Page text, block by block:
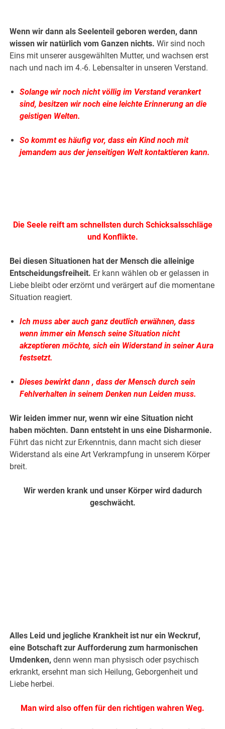
Wenn wir dann als Seelenteil geboren werden, dann
wissen wir natürlich vom Ganzen nichts. Wir sind noch
Eins mit unserer ausgewählten Mutter, und wachsen erst
nach und nach im 4.-6. Lebensalter in unseren Verstand.
Solange wir noch nicht völlig im Verstand verankert
sind, besitzen wir noch eine leichte Erinnerung an die
geistigen Welten.
So kommt es häufig vor, dass ein Kind noch mit
jemandem aus der jenseitigen Welt kontaktieren kann.
Die Seele reift am schnellsten durch Schicksalsschläge
und Konflikte.
Bei diesen Situationen hat der Mensch die alleinige
Entscheidungsfreiheit. Er kann wählen ob er gelassen in
Liebe bleibt oder erzörnt und verärgert auf die momentane
Situation reagiert.
Ich muss aber auch ganz deutlich erwähnen, dass
wenn immer ein Mensch seine Situation nicht
akzeptieren möchte, sich ein Widerstand in seiner Aura
festsetzt.
Dieses bewirkt dann , dass der Mensch durch sein
Fehlverhalten in seinem Denken nun Leiden muss.
Wir leiden immer nur, wenn wir eine Situation nicht
haben möchten. Dann entsteht in uns eine Disharmonie.
Führt das nicht zur Erkenntnis, dann macht sich dieser
Widerstand als eine Art Verkrampfung in unserem Körper
breit.
Wir werden krank und unser Körper wird dadurch
geschwächt.
Alles Leid und jegliche Krankheit ist nur ein Weckruf,
eine Botschaft zur Aufforderung zum harmonischen
Umdenken, denn wenn man physisch oder psychisch
erkrankt, ersehnt man sich Heilung, Geborgenheit und
Liebe herbei.
Man wird also offen für den richtigen wahren Weg.